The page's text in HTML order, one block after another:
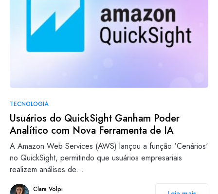
TECNOLOGIA
Usuários do QuickSight Ganham Poder
Analítico com Nova Ferramenta de IA
A Amazon Web Services (AWS) lançou a função 'Cenários'
no QuickSight, permitindo que usuários empresariais
realizem análises de…
Clara Volpi